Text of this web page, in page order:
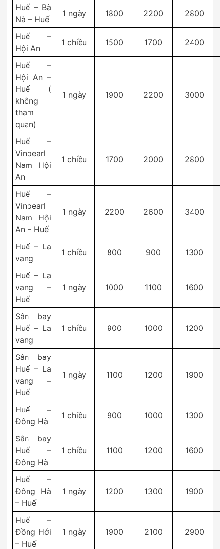
Huế – Bà
Nà – Huế
1 ngày 1800 2200 2800
Huế –
Hội An
1 chiều 1500 1700 2400
Huế –
Hội An –
Huế (
không
tham
quan)
1 ngày 1900 2200 3000
Huế –
Vinpearl
Nam Hội
An
1 chiều 1700 2000 2800
Huế –
Vinpearl
Nam Hội
An – Huế
1 ngày 2200 2600 3400
Huế – La
vang
1 chiều 800 900 1300
Huế – La
vang –
Huế
1 ngày 1000 1100 1600
Sân bay
Huế – La
vang
1 chiều 900 1000 1200
Sân bay
Huế – La
vang –
Huế
1 ngày 1100 1200 1900
Huế –
Đông Hà
1 chiều 900 1000 1300
Sân bay
Huế –
Đông Hà
1 chiều 1100 1200 1600
Huế –
Đông Hà
– Huế
1 ngày 1200 1300 1900
Huế –
Đồng Hới
– Huế
1 ngày 1900 2100 2900